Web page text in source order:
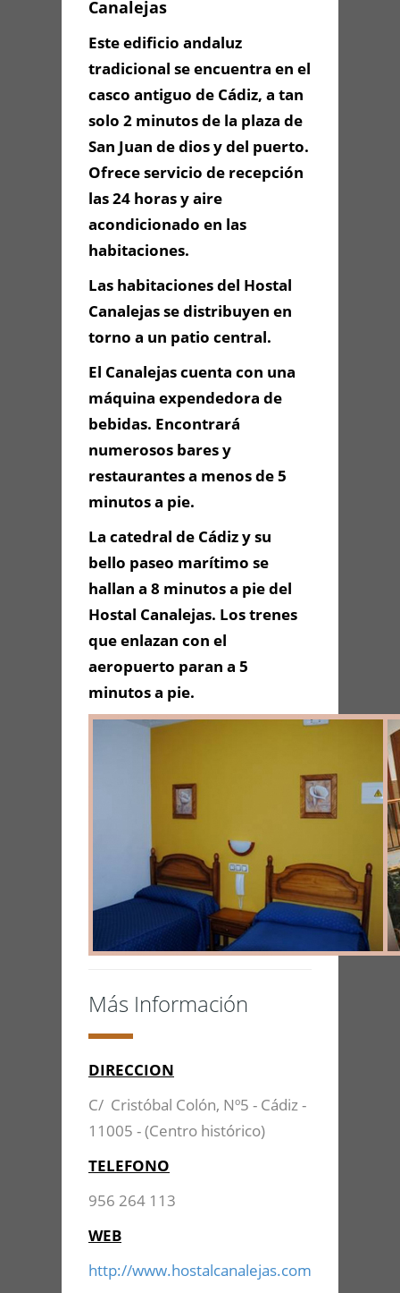
Canalejas
Este edificio andaluz
tradicional se encuentra en el
casco antiguo de Cádiz, a tan
solo 2 minutos de la plaza de
San Juan de dios y del puerto.
Ofrece servicio de recepción
las 24 horas y aire
acondicionado en las
habitaciones.
Las habitaciones del Hostal
Canalejas se distribuyen en
torno a un patio central.
El Canalejas cuenta con una
máquina expendedora de
bebidas. Encontrará
numerosos bares y
restaurantes a menos de 5
minutos a pie.
La catedral de Cádiz y su
bello paseo marítimo se
hallan a 8 minutos a pie del
Hostal Canalejas. Los trenes
que enlazan con el
aeropuerto paran a 5
minutos a pie.
Más Información
DIRECCION
C/ Cristóbal Colón, Nº5 - Cádiz -
11005 - (Centro histórico)
TELEFONO
956 264 113
WEB
http://www.hostalcanalejas.com
Información de
Contacto
C/ Cristóbal Colón, Nº5 - Cádiz
Cádiz
956 264 113
hostalcanalejascadiz@gmail.com
Contacta con Nosotros
Enviar Mensaje